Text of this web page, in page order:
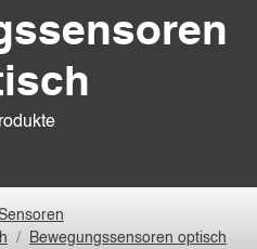
Bewegungssensoren optisch